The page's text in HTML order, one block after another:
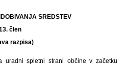
SREDSTEV
člen
razpisa)
uradni spletni strani občine v začetku